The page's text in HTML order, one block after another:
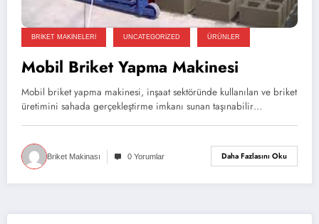
BRIKET MAKINELERI UNCATEGORIZED ÜRÜNLER
Mobil Briket Yapma Makinesi
Mobil briket yapma makinesi, inşaat sektöründe kullanılan ve briket
üretimini sahada gerçekleştirme imkanı sunan taşınabilir…
Briket Makinası 0 Yorumlar Daha Fazlasını Oku